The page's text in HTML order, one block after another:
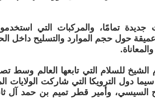
جديدة تمامًا، والمركبات التي
عميقة حول حجم الموارد والتسليح داخل
للسلام التي تابعها العالم وسط
سيما دول الترويكا التي شاركت الولايات
السيسي، وأمير قطر تميم بن حمد آل